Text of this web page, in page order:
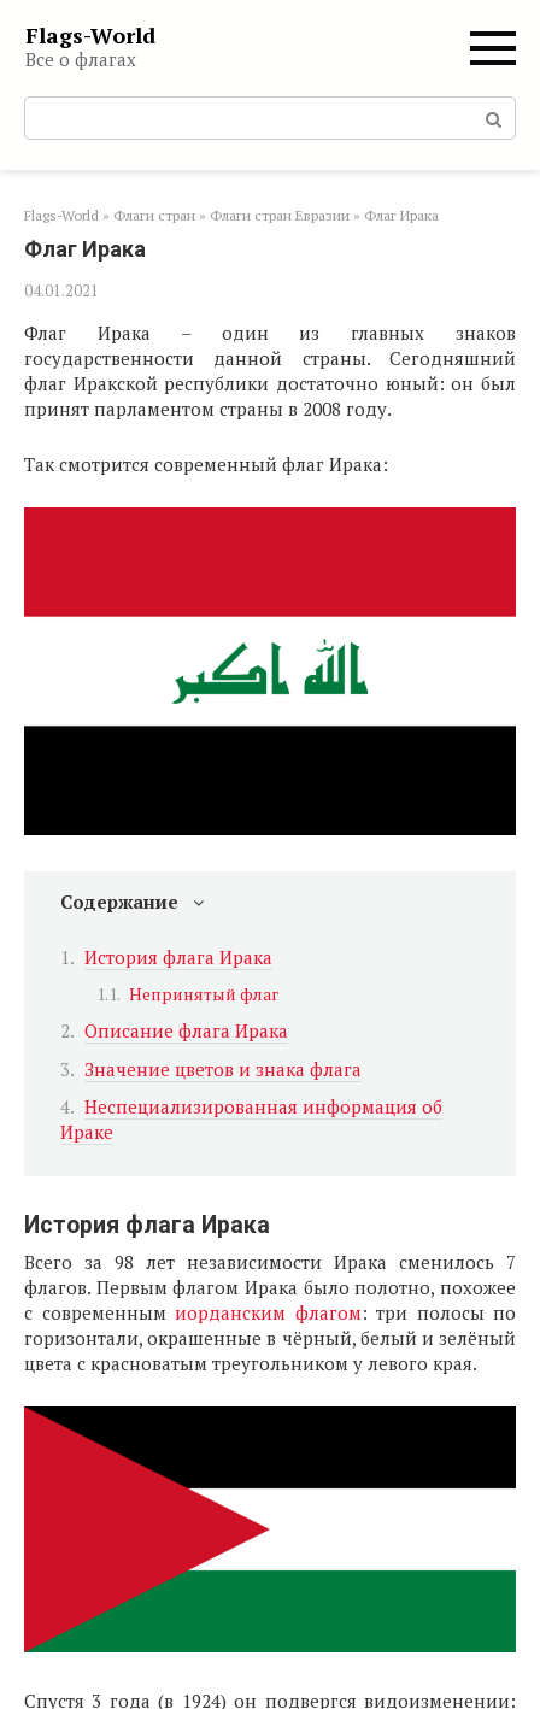
контенту
Flags-World
Все о флагах
Поиск:
Flags-World » Флаги стран » Флаги стран Евразии » Флаг Ирака
Флаг Ирака
04.01.2021
Флаг Ирака – один из главных знаков
государственности данной страны. Сегодняшний
флаг Иракской республики достаточно юный: он был
принят парламентом страны в 2008 году.
Так смотрится современный флаг Ирака:
Содержание
История флага Ирака
Непринятый флаг
Описание флага Ирака
Значение цветов и знака флага
Неспециализированная информация об
Ираке
История флага Ирака
Всего за 98 лет независимости Ирака сменилось 7
флагов. Первым флагом Ирака было полотно, похожее
с современным иорданским флагом: три полосы по
горизонтали, окрашенные в чёрный, белый и зелёный
цвета с красноватым треугольником у левого края.
Спустя 3 года (в 1924) он подвергся видоизменении: